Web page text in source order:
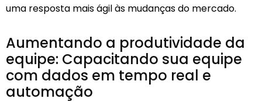
uma resposta mais ágil às mudanças do mercado.
Aumentando a produtividade da
equipe: Capacitando sua equipe
com dados em tempo real e
automação